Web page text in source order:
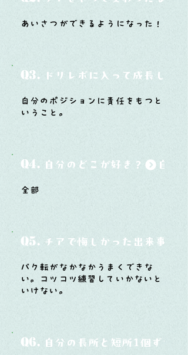
あいさつができるようになった！
Q3. ドリレボに入って成長した
自分のポジションに責任をもつと
いうこと。
Q4. 自分のどこが好き？
全部
Q5. チアで悔しかった出来事と
バク転がなかなかうまくできな
い。コツコツ練習していかないと
いけない。
Q6. 自分の長所と短所1個ずつ